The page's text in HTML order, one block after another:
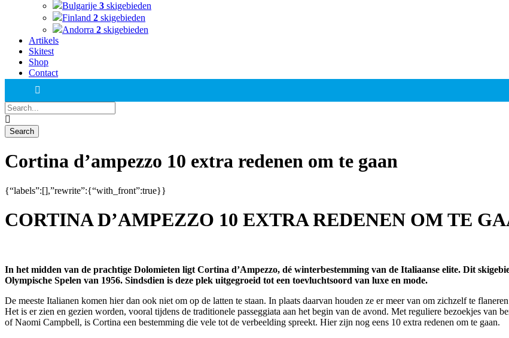
Bulgarije 3 skigebieden
Finland 2 skigebieden
Andorra 2 skigebieden
Artikels
Skitest
Shop
Contact
Cortina d’ampezzo 10 extra redenen om te gaan
{“labels”:[],”rewrite”:{“with_front”:true}}
CORTINA D’AMPEZZO 10 EXTRA REDENEN OM TE
In het midden van de prachtige Dolomieten ligt Cortina d’Ampezzo, dé winterbestemming van de Italiaanse elite. Dit
Olympische Spelen van 1956. Sindsdien is deze plek uitgegroeid tot een toevluchtsoord van luxe en mode.
De meeste Italianen komen hier dan ook niet om op de latten te staan. In plaats daarvan houden ze er meer van om zichzelf te
Het is er zien en gezien worden, vooral tijdens de traditionele passeggiata aan het begin van de avond. Met reguliere bezoekjes van
of Naomi Campbell, is Cortina een bestemming die vele tot de verbeelding spreekt. Hier zijn nog eens 10 extra redenen om te gaan.